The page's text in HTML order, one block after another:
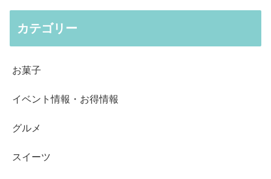
カテゴリー
お菓子
イベント情報・お得情報
グルメ
スイーツ